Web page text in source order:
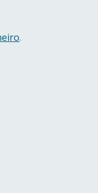
.